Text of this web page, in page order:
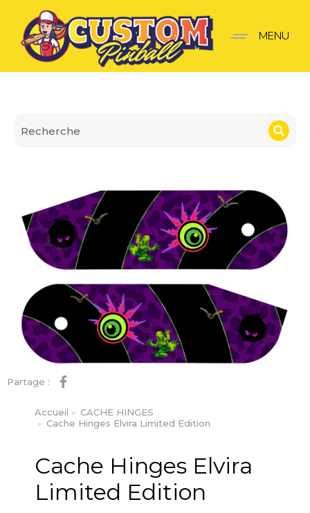
Cache Hinges Elvira
MENU
Partage :
Vous êtes ici :
Accueil
CACHE HINGES
Cache Hinges Elvira Limited Edition
Cache Hinges Elvira
Limited Edition